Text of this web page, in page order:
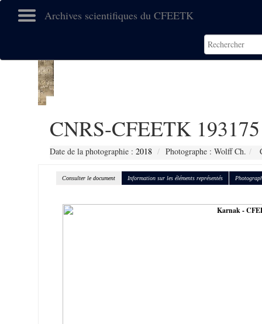
Archives scientifiques du CFEETK
CNRS-CFEETK 193175
Date de la photographie : 2018 Photographe : Wolff Ch.
Consulter le document Information sur les éléments représentés